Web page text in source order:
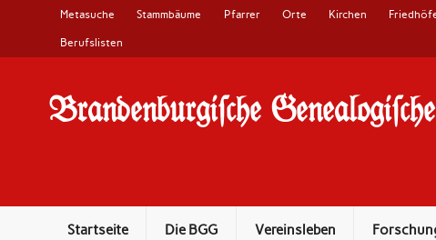
Metasuche Stammbäume Pfarrer Orte Kirchen
Berufslisten
Brandenburgi#che
Startseite Die BGG Vereinsleben